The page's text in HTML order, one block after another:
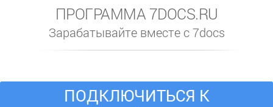
ПРОГРАММА 7DOCS.RU
Зарабатывайте вместе с 7docs
ПОДКЛЮЧИТЬСЯ К